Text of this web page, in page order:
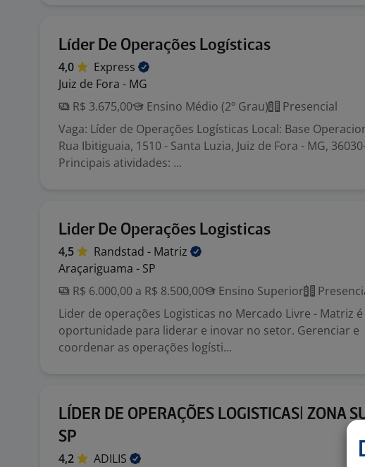
Líder De Operações Logísticas
4,0
Express
Juiz de Fora - MG
R$ 3.675,00
Ensino Médio (2º Grau)
Presencial
Vaga: Líder de Operações Logísticas Local: Base
Rua Ibitiguaia, 1510 - Santa Luzia, Juiz de Fora - MG,
Principais atividades: ...
Lider De Operações Logisticas
4,5 Randstad - Matriz
Araçariguama - SP
R$ 6.000,00 a R$ 8.500,00
Ensino Superior
Lider de operações Logisticas no Mercado Livre - Matriz
oportunidade para liderar e inovar no setor. Gerenciar e
coordenar as operações logísti...
LÍDER DE OPERAÇÕES LOGISTICAS| ZONA
SP
4,2
ADILIS